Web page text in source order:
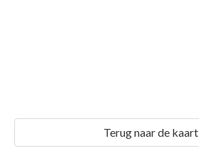
Terug naar de kaart
GTD02